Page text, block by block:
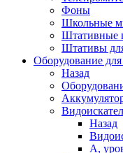
Фоны
Школьные
Штативные
Штативы
Оборудование
Назад
Назад
А,